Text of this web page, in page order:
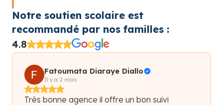
Notre soutien scolaire est
recommandé par nos familles :
4.8
Fatoumata Diaraye Diallo
Il y a 2 mois
Très bonne agence il offre un bon suivi